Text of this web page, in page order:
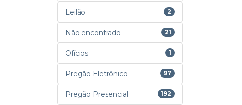
Leilão 2
Não encontrado 21
Ofícios 1
Pregão Eletrônico 97
Pregão Presencial 192